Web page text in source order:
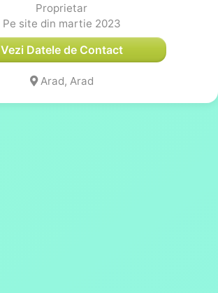
Proprietar
Pe site din martie 2023
Vezi Datele de Contact
Arad, Arad